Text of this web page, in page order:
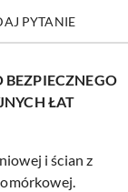
PYTANIE
BEZPIECZNEGO
ŁAT
i ścian z